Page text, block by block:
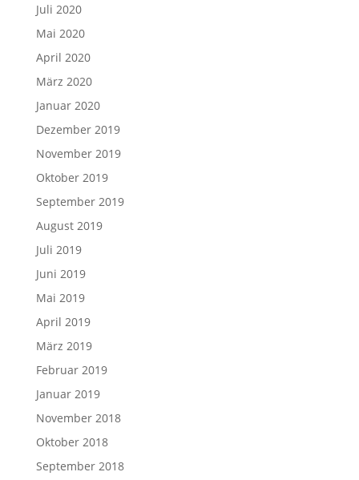
Juli 2020
Mai 2020
April 2020
März 2020
Januar 2020
Dezember 2019
November 2019
Oktober 2019
September 2019
August 2019
Juli 2019
Juni 2019
Mai 2019
April 2019
März 2019
Februar 2019
Januar 2019
November 2018
Oktober 2018
September 2018